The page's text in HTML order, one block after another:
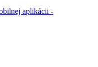
aplikácii -